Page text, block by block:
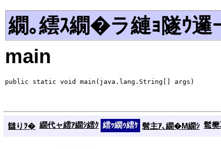
繝｡繧ｽ繝�ラ縺ｮ隧ｳ邏
main
public static void main(java.lang.String[] args)
讎りｦ� 繝代ャ繧ｱ繝ｼ繧ｸ 繧ｯ繝ｩ繧ｹ 髫主ｱ､繝�Μ繝ｼ 髱